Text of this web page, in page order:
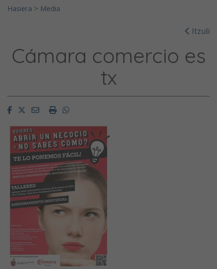
Hasiera > Media
Itzuli
Cámara comercio es
tx
FacebookTwitterEmailImprimirWhatsapp